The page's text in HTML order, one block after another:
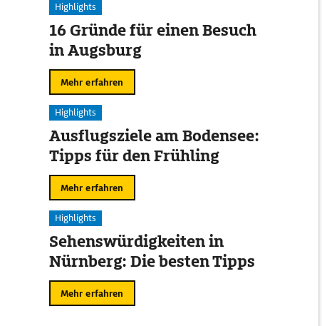
Highlights
16 Gründe für einen Besuch
in Augsburg
Mehr erfahren
Highlights
Ausflugsziele am Bodensee:
Tipps für den Frühling
Mehr erfahren
Highlights
Sehenswürdigkeiten in
Nürnberg: Die besten Tipps
Mehr erfahren